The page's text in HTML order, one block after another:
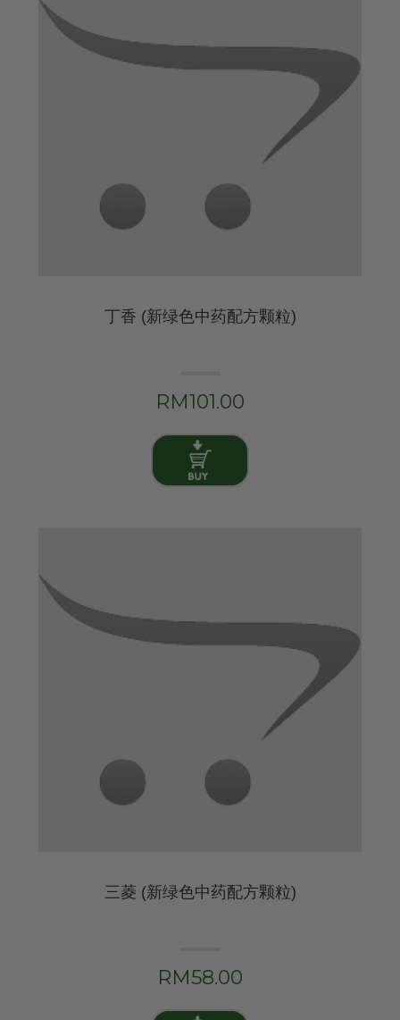
丁香 (新绿色中药配方颗粒)
RM101.00
三菱 (新绿色中药配方颗粒)
RM58.00